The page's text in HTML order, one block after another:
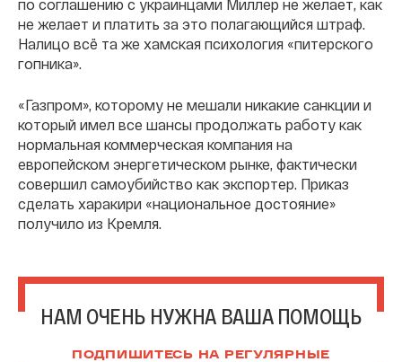
по соглашению с украинцами Миллер не желает, как
не желает и платить за это полагающийся штраф.
Налицо всё та же хамская психология «питерского
гопника».
«Газпром», которому не мешали никакие санкции и
который имел все шансы продолжать работу как
нормальная коммерческая компания на
европейском энергетическом рынке, фактически
совершил самоубийство как экспортер. Приказ
сделать харакири «национальное достояние»
получило из Кремля.
НАМ ОЧЕНЬ НУЖНА ВАША ПОМОЩЬ
ПОДПИШИТЕСЬ НА РЕГУЛЯРНЫЕ